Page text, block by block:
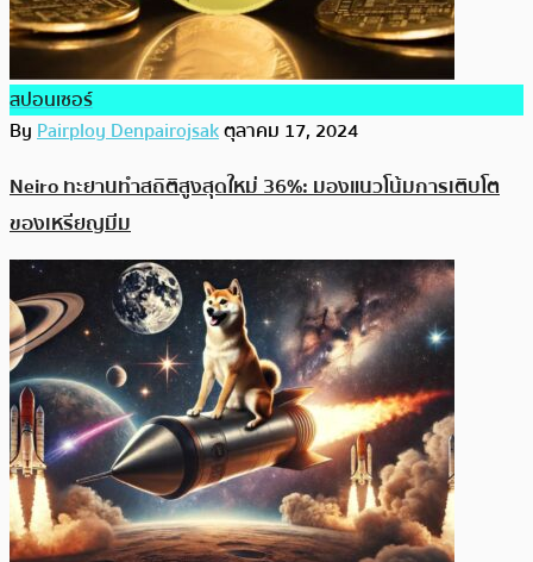
สปอนเซอร์
ByPairploy Denpairojsakตุลาคม 17, 2024
Neiro ทะยานทำสถิติสูงสุดใหม่ 36%: มองแนวโน้มการเติบโต
ของเหรียญมีม